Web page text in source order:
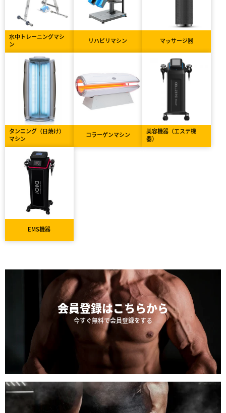
水中トレーニングマシ
ン
リハビリマシン マッサージ器
タンニング（日焼け）
マシン
コラーゲンマシン
美容機器（エステ機
器）
EMS機器
会員登録はこちらから
今すぐ無料で会員登録をする